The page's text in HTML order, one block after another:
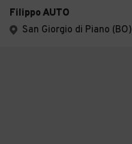
Filippo AUTO
San Giorgio di Piano (BO)